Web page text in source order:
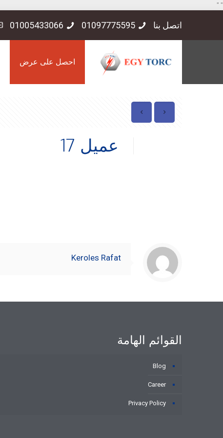
"
"
اتصل بنا 01097775595
01005433066
احصل على عرض
عميل 17
Keroles Rafat
القوائم الهامة
Blog
Career
Privacy Policy